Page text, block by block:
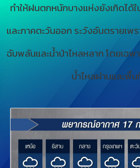
ทำให้ฝนตกหนักบางแห่งยังเกิดได้
และภาคตะวันออก ระวังอันตรายเพ
ฉับพลันและน้ำป่าไหลหลาก โดยเฉพ
น้ำไหลผ่านและพื้